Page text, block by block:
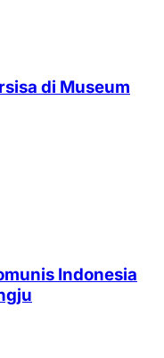
di Museum
Indonesia